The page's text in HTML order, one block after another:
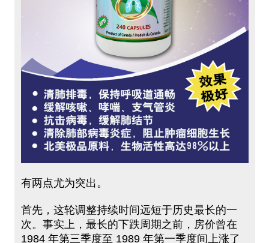
有两点尤为突出。
首先，这轮调整持续时间远短于历史最长的一
次。事实上，最长的下跌周期之前，房价曾在
1984 年第三季度至 1989 年第一季度间上涨了